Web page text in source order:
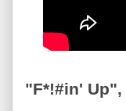
"F*!#in' Up",